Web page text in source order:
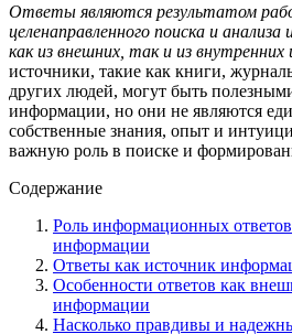
Ответы являются результатом
целенаправленного поиска и
как из внешних, так и из внутренних
источники, такие как книги,
других людей, могут быть
информации, но они не являются
собственные знания, опыт и
важную роль в поиске и
Содержание
Роль информационных
информации
Ответы как источник
Особенности ответов как
информации
Насколько правдивы и